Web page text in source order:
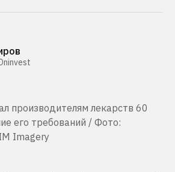
производителям лекарств 60
его требований / Фото:
Imagery